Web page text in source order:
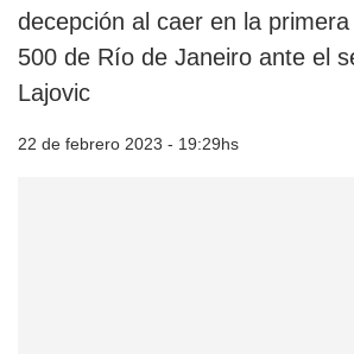
decepción al caer en la
500 de Río de Janeiro ante el
Lajovic
22 de febrero 2023 - 19:29hs